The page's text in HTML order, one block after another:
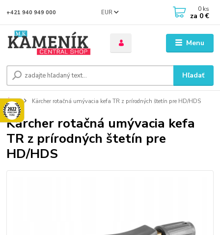
Menu
EUR
Hľadať
+421 940 949 000 0 ks
za 0 €
Úvod Kärcher rotačná umývacia kefa TR z prírodných štetín pre HD/HDS
Kärcher rotačná umývacia kefa
TR z prírodných štetín pre
HD/HDS